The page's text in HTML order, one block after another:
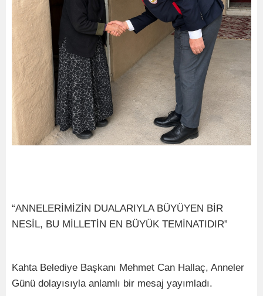
“ANNELERİMİZİN DUALARIYLA BÜYÜYEN BİR
NESİL, BU MİLLETİN EN BÜYÜK TEMİNATIDIR”
Kahta Belediye Başkanı Mehmet Can Hallaç, Anneler
Günü dolayısıyla anlamlı bir mesaj yayımladı.